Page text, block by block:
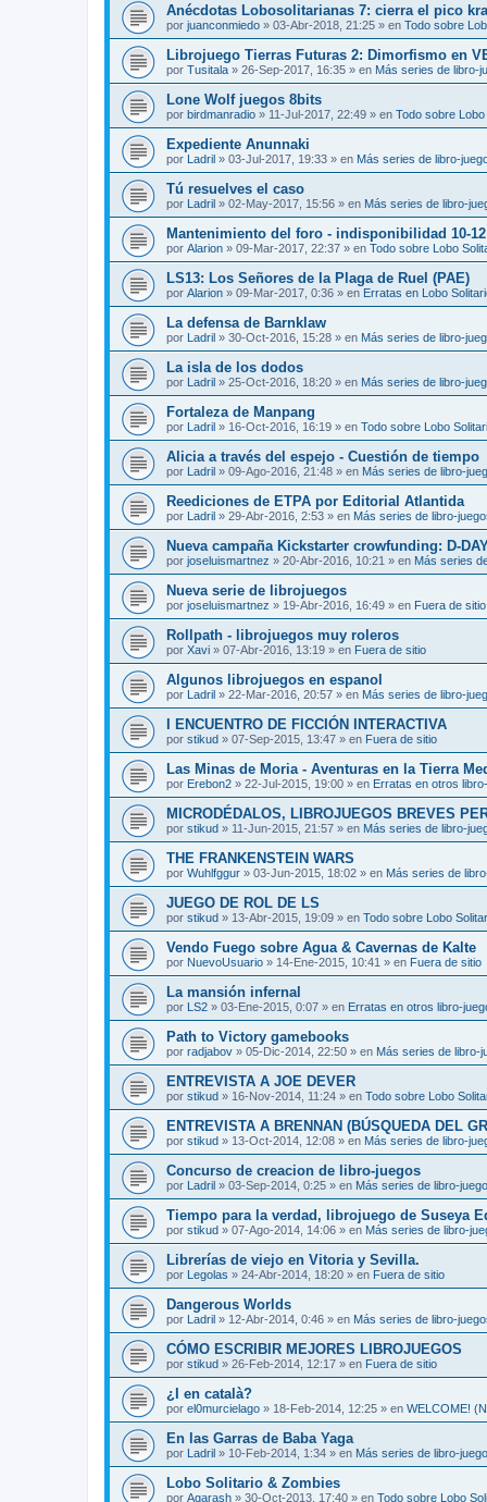
Anécdotas Lobosolitarianas 7: cierra el pico
por juanconmiedo » 03-Abr-2018, 21:25 » en Todo sobre
Librojuego Tierras Futuras 2: Dimorfismo en
por Tusitala » 26-Sep-2017, 16:35 » en Más series de libro-
Lone Wolf juegos 8bits
por birdmanradio » 11-Jul-2017, 22:49 » en Todo sobre Lobo
Expediente Anunnaki
por Ladril » 03-Jul-2017, 19:33 » en Más series de libro-
Tú resuelves el caso
por Ladril » 02-May-2017, 15:56 » en Más series de libro-
Mantenimiento del foro - indisponibilidad 10-
por Alarion » 09-Mar-2017, 22:37 » en Todo sobre Lobo
LS13: Los Señores de la Plaga de Ruel (PAE)
por Alarion » 09-Mar-2017, 0:36 » en Erratas en Lobo
La defensa de Barnklaw
por Ladril » 30-Oct-2016, 15:28 » en Más series de libro-
La isla de los dodos
por Ladril » 25-Oct-2016, 18:20 » en Más series de libro-
Fortaleza de Manpang
por Ladril » 16-Oct-2016, 16:19 » en Todo sobre Lobo
Alicia a través del espejo - Cuestión de tiempo
por Ladril » 09-Ago-2016, 21:48 » en Más series de libro-
Reediciones de ETPA por Editorial Atlantida
por Ladril » 29-Abr-2016, 2:53 » en Más series de libro-
Nueva campaña Kickstarter crowfunding: D-
por joseluismartnez » 20-Abr-2016, 10:21 » en Más series
Nueva serie de librojuegos
por joseluismartnez » 19-Abr-2016, 16:49 » en Fuera de sitio
Rollpath - librojuegos muy roleros
por Xavi » 07-Abr-2016, 13:19 » en Fuera de sitio
Algunos librojuegos en espanol
por Ladril » 22-Mar-2016, 20:57 » en Más series de libro-
I ENCUENTRO DE FICCIÓN INTERACTIVA
por stikud » 07-Sep-2015, 13:47 » en Fuera de sitio
Las Minas de Moria - Aventuras en la Tierra
por Erebon2 » 22-Jul-2015, 19:00 » en Erratas en otros
MICRODÉDALOS, LIBROJUEGOS BREVES
por stikud » 11-Jun-2015, 21:57 » en Más series de libro-
THE FRANKENSTEIN WARS
por Wuhlfggur » 03-Jun-2015, 18:02 » en Más series de
JUEGO DE ROL DE LS
por stikud » 13-Abr-2015, 19:09 » en Todo sobre Lobo
Vendo Fuego sobre Agua & Cavernas de Kalte
por NuevoUsuario » 14-Ene-2015, 10:41 » en Fuera de sitio
La mansión infernal
por LS2 » 03-Ene-2015, 0:07 » en Erratas en otros libro-
Path to Victory gamebooks
por radjabov » 05-Dic-2014, 22:50 » en Más series de libro-
ENTREVISTA A JOE DEVER
por stikud » 16-Nov-2014, 11:24 » en Todo sobre Lobo
ENTREVISTA A BRENNAN (BÚSQUEDA DEL
por stikud » 13-Oct-2014, 12:08 » en Más series de libro-
Concurso de creacion de libro-juegos
por Ladril » 03-Sep-2014, 0:25 » en Más series de libro-
Tiempo para la verdad, librojuego de Suseya
por stikud » 07-Ago-2014, 14:06 » en Más series de libro-
Librerías de viejo en Vitoria y Sevilla.
por Legolas » 24-Abr-2014, 18:20 » en Fuera de sitio
Dangerous Worlds
por Ladril » 12-Abr-2014, 0:46 » en Más series de libro-
CÓMO ESCRIBIR MEJORES LIBROJUEGOS
por stikud » 26-Feb-2014, 12:17 » en Fuera de sitio
¿I en català?
por el0murcielago » 18-Feb-2014, 12:25 » en WELCOME!
En las Garras de Baba Yaga
por Ladril » 10-Feb-2014, 1:34 » en Más series de libro-
Lobo Solitario & Zombies
por Agarash » 30-Oct-2013, 17:40 » en Todo sobre Lobo